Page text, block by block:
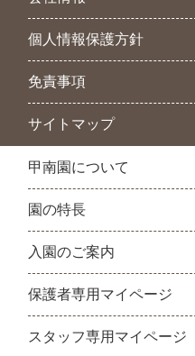
個人情報保護方針
免責事項
サイトマップ
甲南園について
園の特長
入園のご案内
保護者専用マイページ
スタッフ専用マイページ